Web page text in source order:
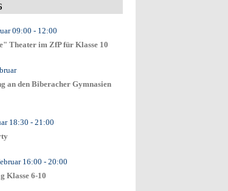
09:00 - 12:00
Theater im ZfP für Klasse 10
an den Biberacher Gymnasien
18:30 - 21:00
16:00 - 20:00
Klasse 6-10